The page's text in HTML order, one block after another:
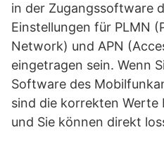
in der Zugangssoftware
Einstellungen für PLMN
Network) und APN
eingetragen sein. Wenn
Software des
sind die korrekten Werte
und Sie können direkt